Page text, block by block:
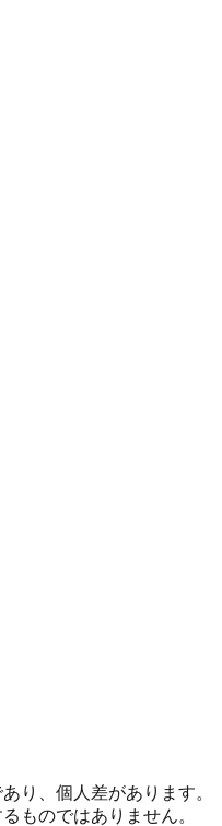
り、個人差があります。
ものではありません。